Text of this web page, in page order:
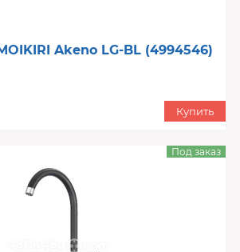
Akeno LG-BL (4994546)
Купить
Под заказ